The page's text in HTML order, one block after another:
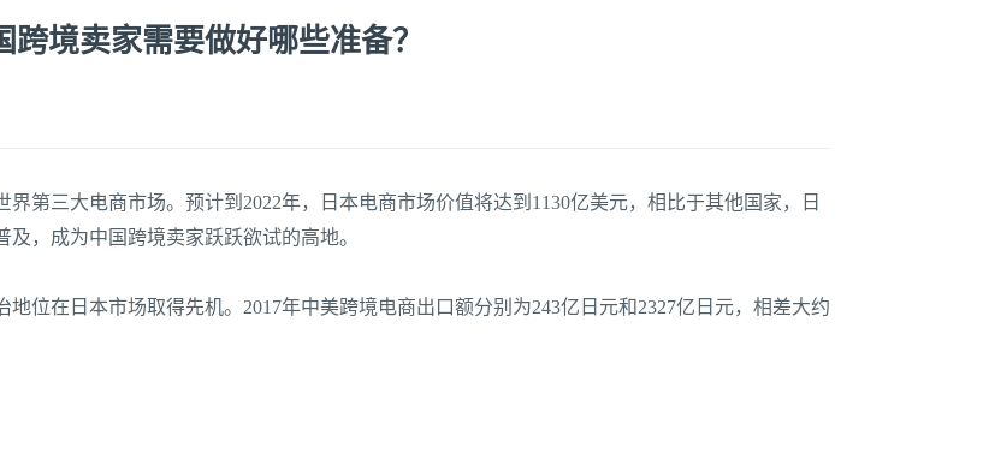
境卖家需要做好哪些准备？
第三大电商市场。预计到2022年，日本电商市场价值将达到1130亿美元，相比于其他国家，日
，成为中国跨境卖家跃跃欲试的高地。
位在日本市场取得先机。2017年中美跨境电商出口额分别为243亿日元和2327亿日元，相差大约